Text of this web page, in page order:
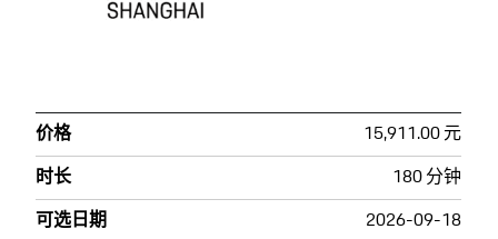
您将享受保时捷认证驾驶指导一对一的全程陪伴
在 RS 餐厅享用精致午餐
价格
15,911.00 元
时长
180 分钟
可选日期
2026-09-18